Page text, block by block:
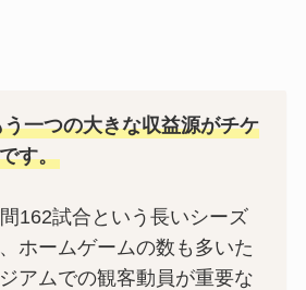
一つの大きな収益源がチケ
す。
162試合という長いシーズ
ホームゲームの数も多いた
アムでの観客動員が重要な